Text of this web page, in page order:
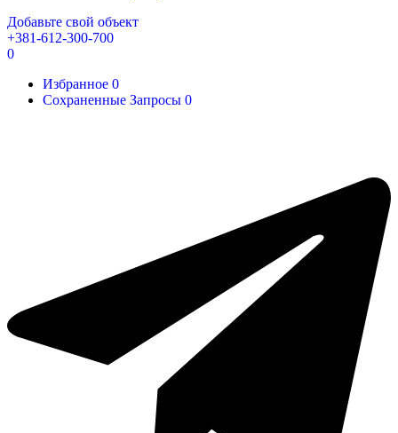
Добавьте свой объект
+381-612-300-700
0
Избранное 0
Сохраненные Запросы 0